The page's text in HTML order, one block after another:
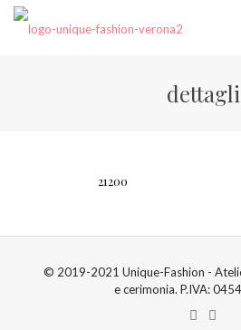
dettagli
21200
© 2019-2021 Unique-Fashion -
e cerimonia. P.IVA: